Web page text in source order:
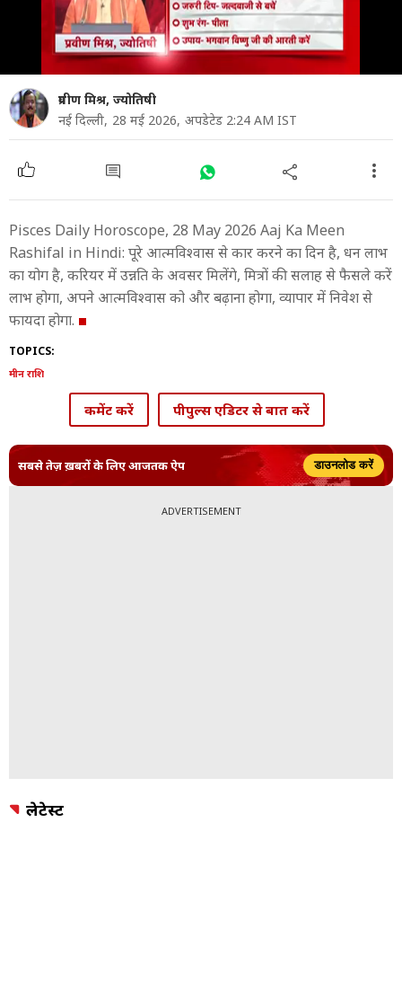
प्रवीण मिश्र, ज्योतिषी
नई दिल्ली, 28 मई 2026, अपडेटेड 2:24 AM IST
Pisces Daily Horoscope, 28 May 2026 Aaj Ka Meen
Rashifal in Hindi: पूरे आत्मविश्वास से कार करने का दिन है, धन लाभ
का योग है, करियर में उन्नति के अवसर मिलेंगे, मित्रों की सलाह से फैसले करें
लाभ होगा, अपने आत्मविश्वास को और बढ़ाना होगा, व्यापार में निवेश से
फायदा होगा.
TOPICS:
मीन राशि
कमेंट करें पीपुल्स एडिटर से बात करें
सबसे तेज़ ख़बरों के लिए आजतक ऐप डाउनलोड करें
ADVERTISEMENT
लेटेस्ट